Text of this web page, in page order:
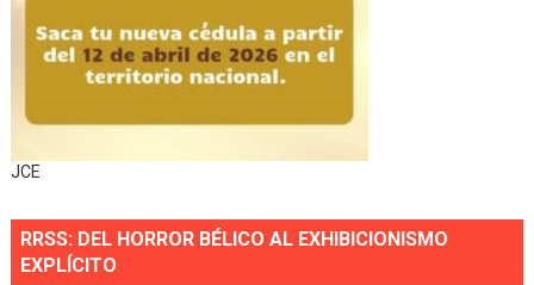
JCE
RRSS: DEL HORROR BÉLICO AL EXHIBICIONISMO
EXPLÍCITO